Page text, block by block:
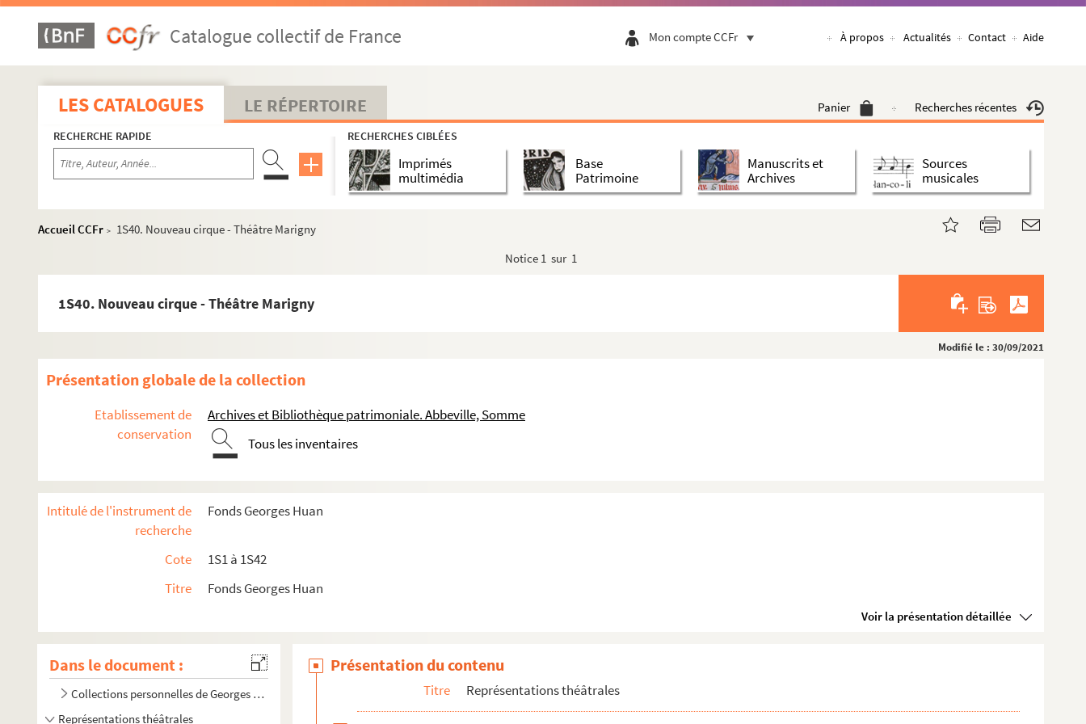
Catalogue collectif de France Mon compte CCFr À propos Actualités Contact Aide
LES CATALOGUES LE RÉPERTOIRE Panier Recherches récentes
RECHERCHE RAPIDE RECHERCHES CIBLÉES
Imprimés
multimédia
Base
Patrimoine
Manuscrits et
Archives
Sources
musicales
Accueil CCFr >
1S40. Nouveau cirque - Théâtre Marigny
Notice 1 sur 1
1S40. Nouveau cirque - Théâtre Marigny
Modifié le : 30/09/2021
Présentation globale de la collection
Etablissement de
conservation
Archives et Bibliothèque patrimoniale. Abbeville, Somme
Tous les inventaires
Intitulé de l'instrument de
recherche
Fonds Georges Huan
Cote
1S1 à 1S42
Titre
Fonds Georges Huan
Voir la présentation détaillée
Dans le document :
Collections personnelles de Georges Huan
Représentations théâtrales
Présentation du contenu
Titre Représentations théâtrales